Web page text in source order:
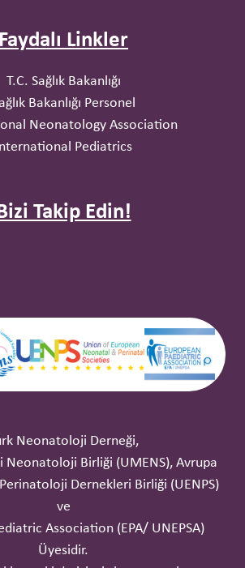
Faydalı Linkler
T.C. Sağlık Bakanlığı
Bakanlığı Personel
Neonatology Association
Pediatrics
Takip Edin!
Neonatoloji Derneği,
Neonatoloji Birliği (UMENS), Avrupa
Dernekleri Birliği (UENPS)
ve
Association (EPA/ UNEPSA)
Üyesidir.